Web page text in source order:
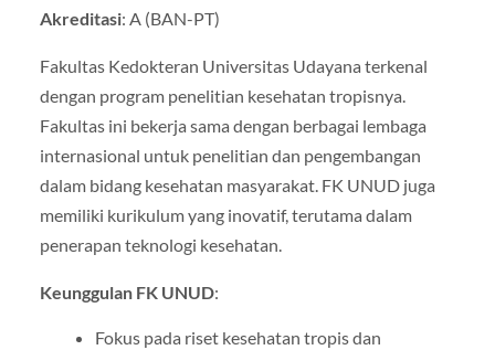
Akreditasi: A (BAN-PT)
Fakultas Kedokteran Universitas Udayana terkenal
dengan program penelitian kesehatan tropisnya.
Fakultas ini bekerja sama dengan berbagai lembaga
internasional untuk penelitian dan pengembangan
dalam bidang kesehatan masyarakat. FK UNUD juga
memiliki kurikulum yang inovatif, terutama dalam
penerapan teknologi kesehatan.
Keunggulan FK UNUD:
Fokus pada riset kesehatan tropis dan